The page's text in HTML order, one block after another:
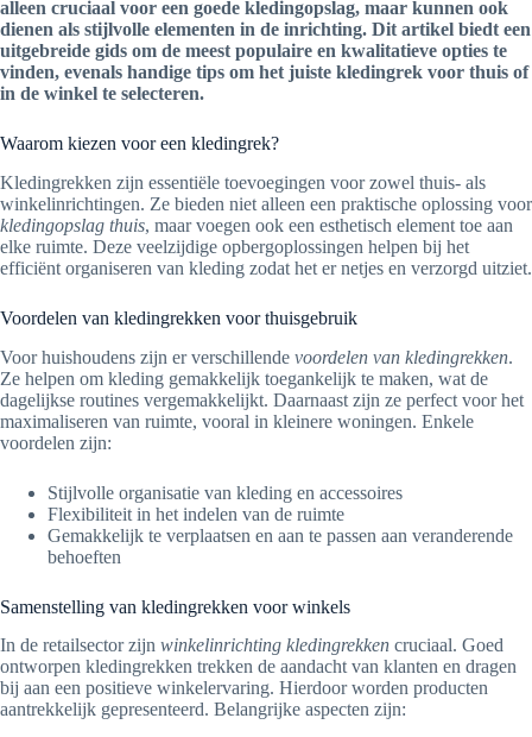
alleen cruciaal voor een goede kledingopslag, maar kunnen ook
dienen als stijlvolle elementen in de inrichting. Dit artikel biedt een
uitgebreide gids om de meest populaire en kwalitatieve opties te
vinden, evenals handige tips om het juiste kledingrek voor thuis of
in de winkel te selecteren.
Waarom kiezen voor een kledingrek?
Kledingrekken zijn essentiële toevoegingen voor zowel thuis- als
winkelinrichtingen. Ze bieden niet alleen een praktische oplossing voor
kledingopslag thuis, maar voegen ook een esthetisch element toe aan
elke ruimte. Deze veelzijdige opbergoplossingen helpen bij het
efficiënt organiseren van kleding zodat het er netjes en verzorgd uitziet.
Voordelen van kledingrekken voor thuisgebruik
Voor huishoudens zijn er verschillende voordelen van kledingrekken.
Ze helpen om kleding gemakkelijk toegankelijk te maken, wat de
dagelijkse routines vergemakkelijkt. Daarnaast zijn ze perfect voor het
maximaliseren van ruimte, vooral in kleinere woningen. Enkele
voordelen zijn:
Stijlvolle organisatie van kleding en accessoires
Flexibiliteit in het indelen van de ruimte
Gemakkelijk te verplaatsen en aan te passen aan veranderende
behoeften
Samenstelling van kledingrekken voor winkels
In de retailsector zijn winkelinrichting kledingrekken cruciaal. Goed
ontworpen kledingrekken trekken de aandacht van klanten en dragen
bij aan een positieve winkelervaring. Hierdoor worden producten
aantrekkelijk gepresenteerd. Belangrijke aspecten zijn: